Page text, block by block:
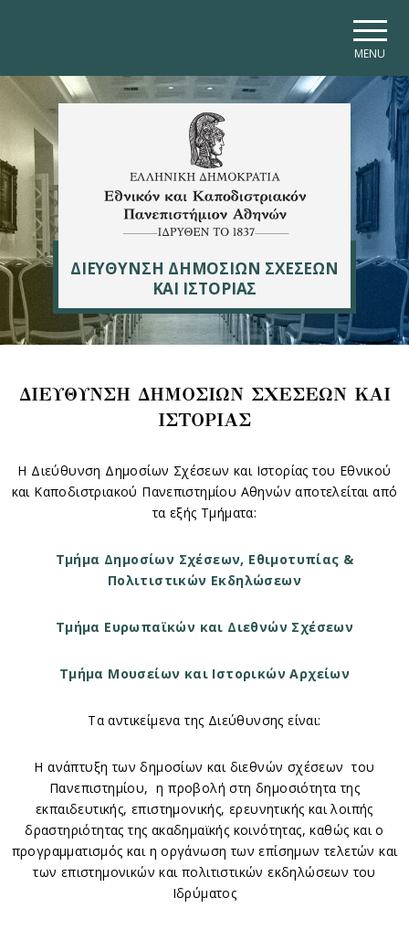
MENU
ΔΙΕΥΘΥΝΣΗ ΔΗΜΟΣΙΩΝ ΣΧΕΣΕΩΝ
ΚΑΙ ΙΣΤΟΡΙΑΣ
ΔΙΕΥΘΥΝΣΗ ΔΗΜΟΣΙΩΝ ΣΧΕΣΕΩΝ ΚΑΙ
ΙΣΤΟΡΙΑΣ
Η Διεύθυνση Δημοσίων Σχέσεων και Ιστορίας του Εθνικού
και Καποδιστριακού Πανεπιστημίου Αθηνών αποτελείται από
τα εξής Τμήματα:
Τμήμα Δημοσίων Σχέσεων, Εθιμοτυπίας &
Πολιτιστικών Εκδηλώσεων
Τμήμα Ευρωπαϊκών και Διεθνών Σχέσεων
Τμήμα Μουσείων και Ιστορικών Αρχείων
Τα αντικείμενα της Διεύθυνσης είναι:
H ανάπτυξη των δημοσίων και διεθνών σχέσεων του
Πανεπιστημίου, η προβολή στη δημοσιότητα της
εκπαιδευτικής, επιστημονικής, ερευνητικής και λοιπής
δραστηριότητας της ακαδημαϊκής κοινότητας, καθώς και ο
προγραμματισμός και η οργάνωση των επίσημων τελετών και
των επιστημονικών και πολιτιστικών εκδηλώσεων του
Ιδρύματος